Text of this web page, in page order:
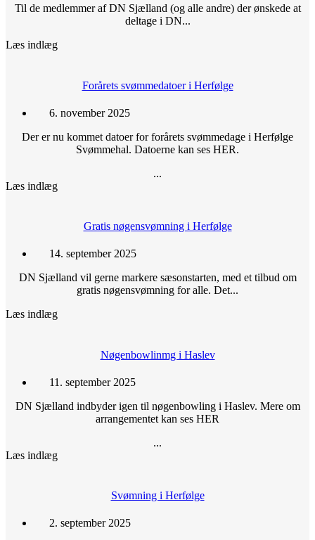
Til de medlemmer af DN Sjælland (og alle andre) der ønskede at
deltage i DN...
Læs indlæg
Forårets svømmedatoer i Herfølge
6. november 2025
Der er nu kommet datoer for forårets svømmedage i Herfølge
Svømmehal. Datoerne kan ses HER.
...
Læs indlæg
Gratis nøgensvømning i Herfølge
14. september 2025
DN Sjælland vil gerne markere sæsonstarten, med et tilbud om
gratis nøgensvømning for alle. Det...
Læs indlæg
Nøgenbowlinmg i Haslev
11. september 2025
DN Sjælland indbyder igen til nøgenbowling i Haslev. Mere om
arrangementet kan ses HER
...
Læs indlæg
Svømning i Herfølge
2. september 2025